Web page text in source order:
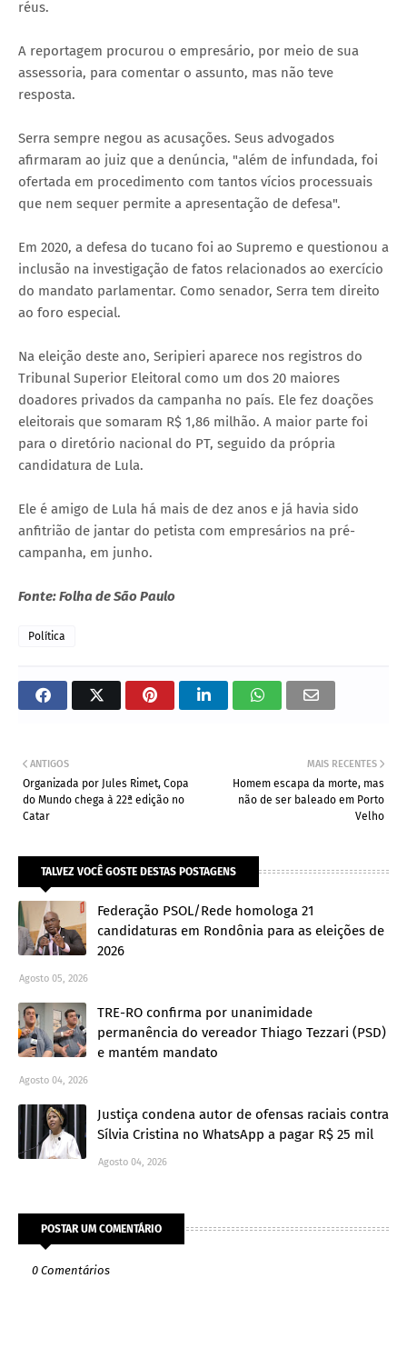
réus.
A reportagem procurou o empresário, por meio de sua
assessoria, para comentar o assunto, mas não teve
resposta.
Serra sempre negou as acusações. Seus advogados
afirmaram ao juiz que a denúncia, "além de infundada, foi
ofertada em procedimento com tantos vícios processuais
que nem sequer permite a apresentação de defesa".
Em 2020, a defesa do tucano foi ao Supremo e questionou a
inclusão na investigação de fatos relacionados ao exercício
do mandato parlamentar. Como senador, Serra tem direito
ao foro especial.
Na eleição deste ano, Seripieri aparece nos registros do
Tribunal Superior Eleitoral como um dos 20 maiores
doadores privados da campanha no país. Ele fez doações
eleitorais que somaram R$ 1,86 milhão. A maior parte foi
para o diretório nacional do PT, seguido da própria
candidatura de Lula.
Ele é amigo de Lula há mais de dez anos e já havia sido
anfitrião de jantar do petista com empresários na pré-
campanha, em junho.
Fonte: Folha de São Paulo
Política
MAIS RECENTES
Homem escapa da morte, mas
não de ser baleado em Porto
Velho
ANTIGOS
Organizada por Jules Rimet, Copa
do Mundo chega à 22ª edição no
Catar
TALVEZ VOCÊ GOSTE DESTAS POSTAGENS
Federação PSOL/Rede homologa 21
candidaturas em Rondônia para as eleições de
2026
Agosto 05, 2026
TRE-RO confirma por unanimidade
permanência do vereador Thiago Tezzari (PSD)
e mantém mandato
Agosto 04, 2026
Justiça condena autor de ofensas raciais contra
Sílvia Cristina no WhatsApp a pagar R$ 25 mil
Agosto 04, 2026
POSTAR UM COMENTÁRIO
0 Comentários